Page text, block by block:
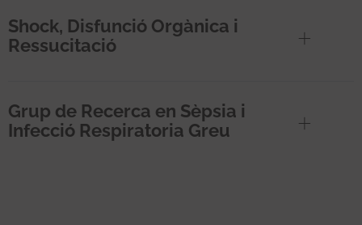
Shock, Disfunció Orgànica i
Ressucitació
Grup de Recerca en Sèpsia i
Infecció Respiratoria Greu